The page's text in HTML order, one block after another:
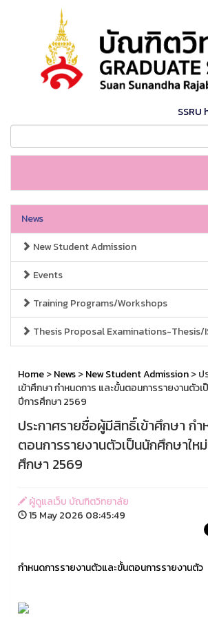
SSRU
News
New Student Admission
Events
Training Programs/Workshops
Thesis Proposal Examinations-Thesis/
Home>News>New Student Admission> ป
เข้าศึกษา กำหนดการ และขั้นตอนการรายงานตัว
ปีการศึกษา 2569
ประกาศรายชื่อผู้มีสิทธิ์เข้าศึกษา ก
ตอนการรายงานตัวเป็นนักศึกษาให
ศึกษา 2569
ผู้ดูแลเว็บ บัณฑิตวิทยาลัย
15 May 2026 08:45:49
กำหนดการรายงานตัวและขั้นตอนการรายงานตัว